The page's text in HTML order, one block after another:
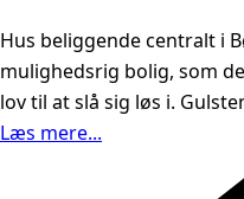
Hus beliggende centralt i
mulighedsrig bolig, som
lov til at slå sig løs i.
Læs mere...